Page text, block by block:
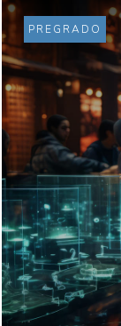
PREGRADO